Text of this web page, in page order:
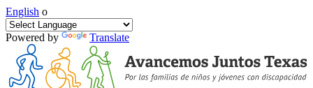
English o
Powered by Translate